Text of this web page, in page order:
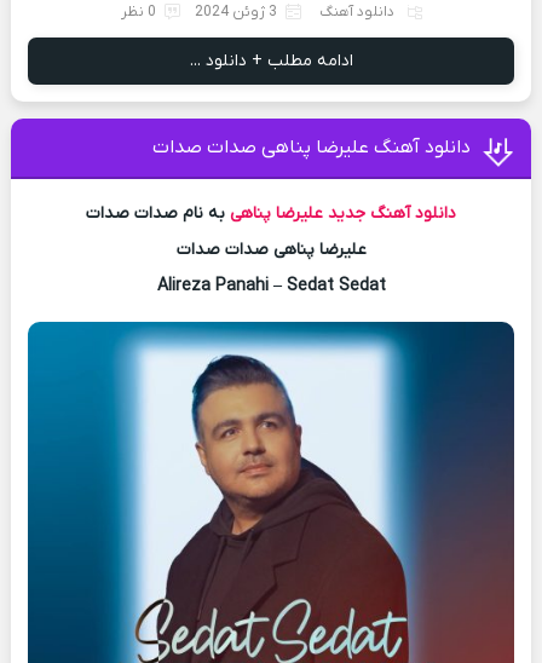
دانلود آهنگ 3 ژوئن 2024 0 نظر
ادامه مطلب + دانلود ...
دانلود آهنگ علیرضا پناهی صدات صدات
دانلود آهنگ جدید علیرضا پناهی به نام صدات صدات
علیرضا پناهی صدات صدات
Alireza Panahi – Sedat Sedat